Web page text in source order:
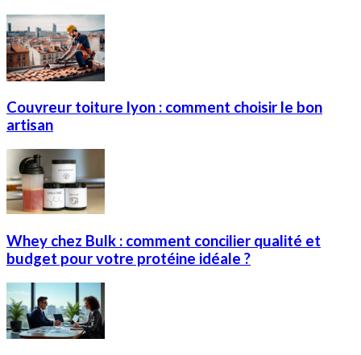
Couvreur toiture lyon : comment choisir le bon
artisan
Whey chez Bulk : comment concilier qualité et
budget pour votre protéine idéale ?